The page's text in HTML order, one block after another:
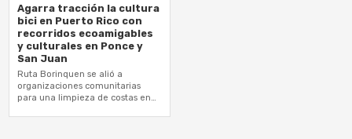
Agarra tracción la cultura
bici en Puerto Rico con
recorridos ecoamigables
y culturales en Ponce y
San Juan
Ruta Borinquen se alió a
organizaciones comunitarias
para una limpieza de costas en